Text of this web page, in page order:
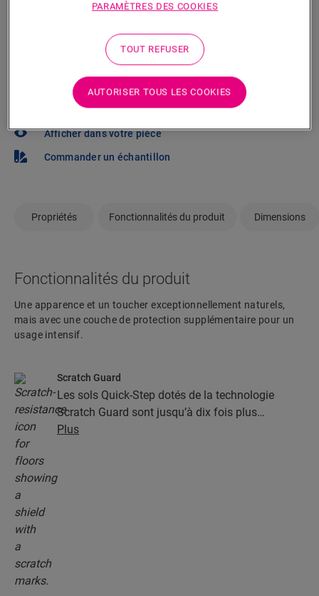
Pas sûr que ce sol corresponde à votre
style et à vos besoins ?
Afficher dans votre pièce
Commander un échantillon
Propriétés Fonctionnalités du produit Dimensions
Fonctionnalités du produit
Une apparence et un toucher exceptionnellement naturels,
mais avec une couche de protection supplémentaire pour un
usage intensif.
Scratch Guard
Les sols Quick-Step dotés de la technologie
Scratch Guard sont jusqu’à dix fois plus
résistants aux rayures que les autres sols.
Plus
PARAMÈTRES DES COOKIES
TOUT REFUSER
AUTORISER TOUS LES COOKIES